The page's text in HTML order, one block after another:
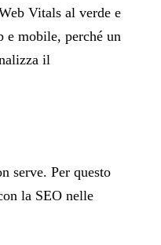
Vitals al verde e
e mobile, perché un
il
serve. Per questo
la SEO nelle